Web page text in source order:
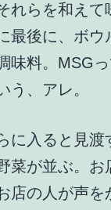
れらを和え
最後に、ボ
味料。MSG
う、アレ。
に入ると見渡
菜が並ぶ。
店の人が声